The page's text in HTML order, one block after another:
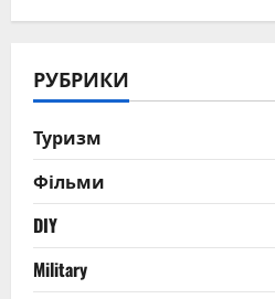
РУБРИКИ
Туризм
Фільми
DIY
Military